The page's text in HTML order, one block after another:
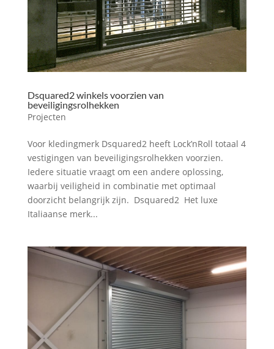
Dsquared2 winkels voorzien van
beveiligingsrolhekken
Projecten
Voor kledingmerk Dsquared2 heeft Lock’nRoll totaal 4
vestigingen van beveiligingsrolhekken voorzien.
Iedere situatie vraagt om een andere oplossing,
waarbij veiligheid in combinatie met optimaal
doorzicht belangrijk zijn. Dsquared2 Het luxe
Italiaanse merk...